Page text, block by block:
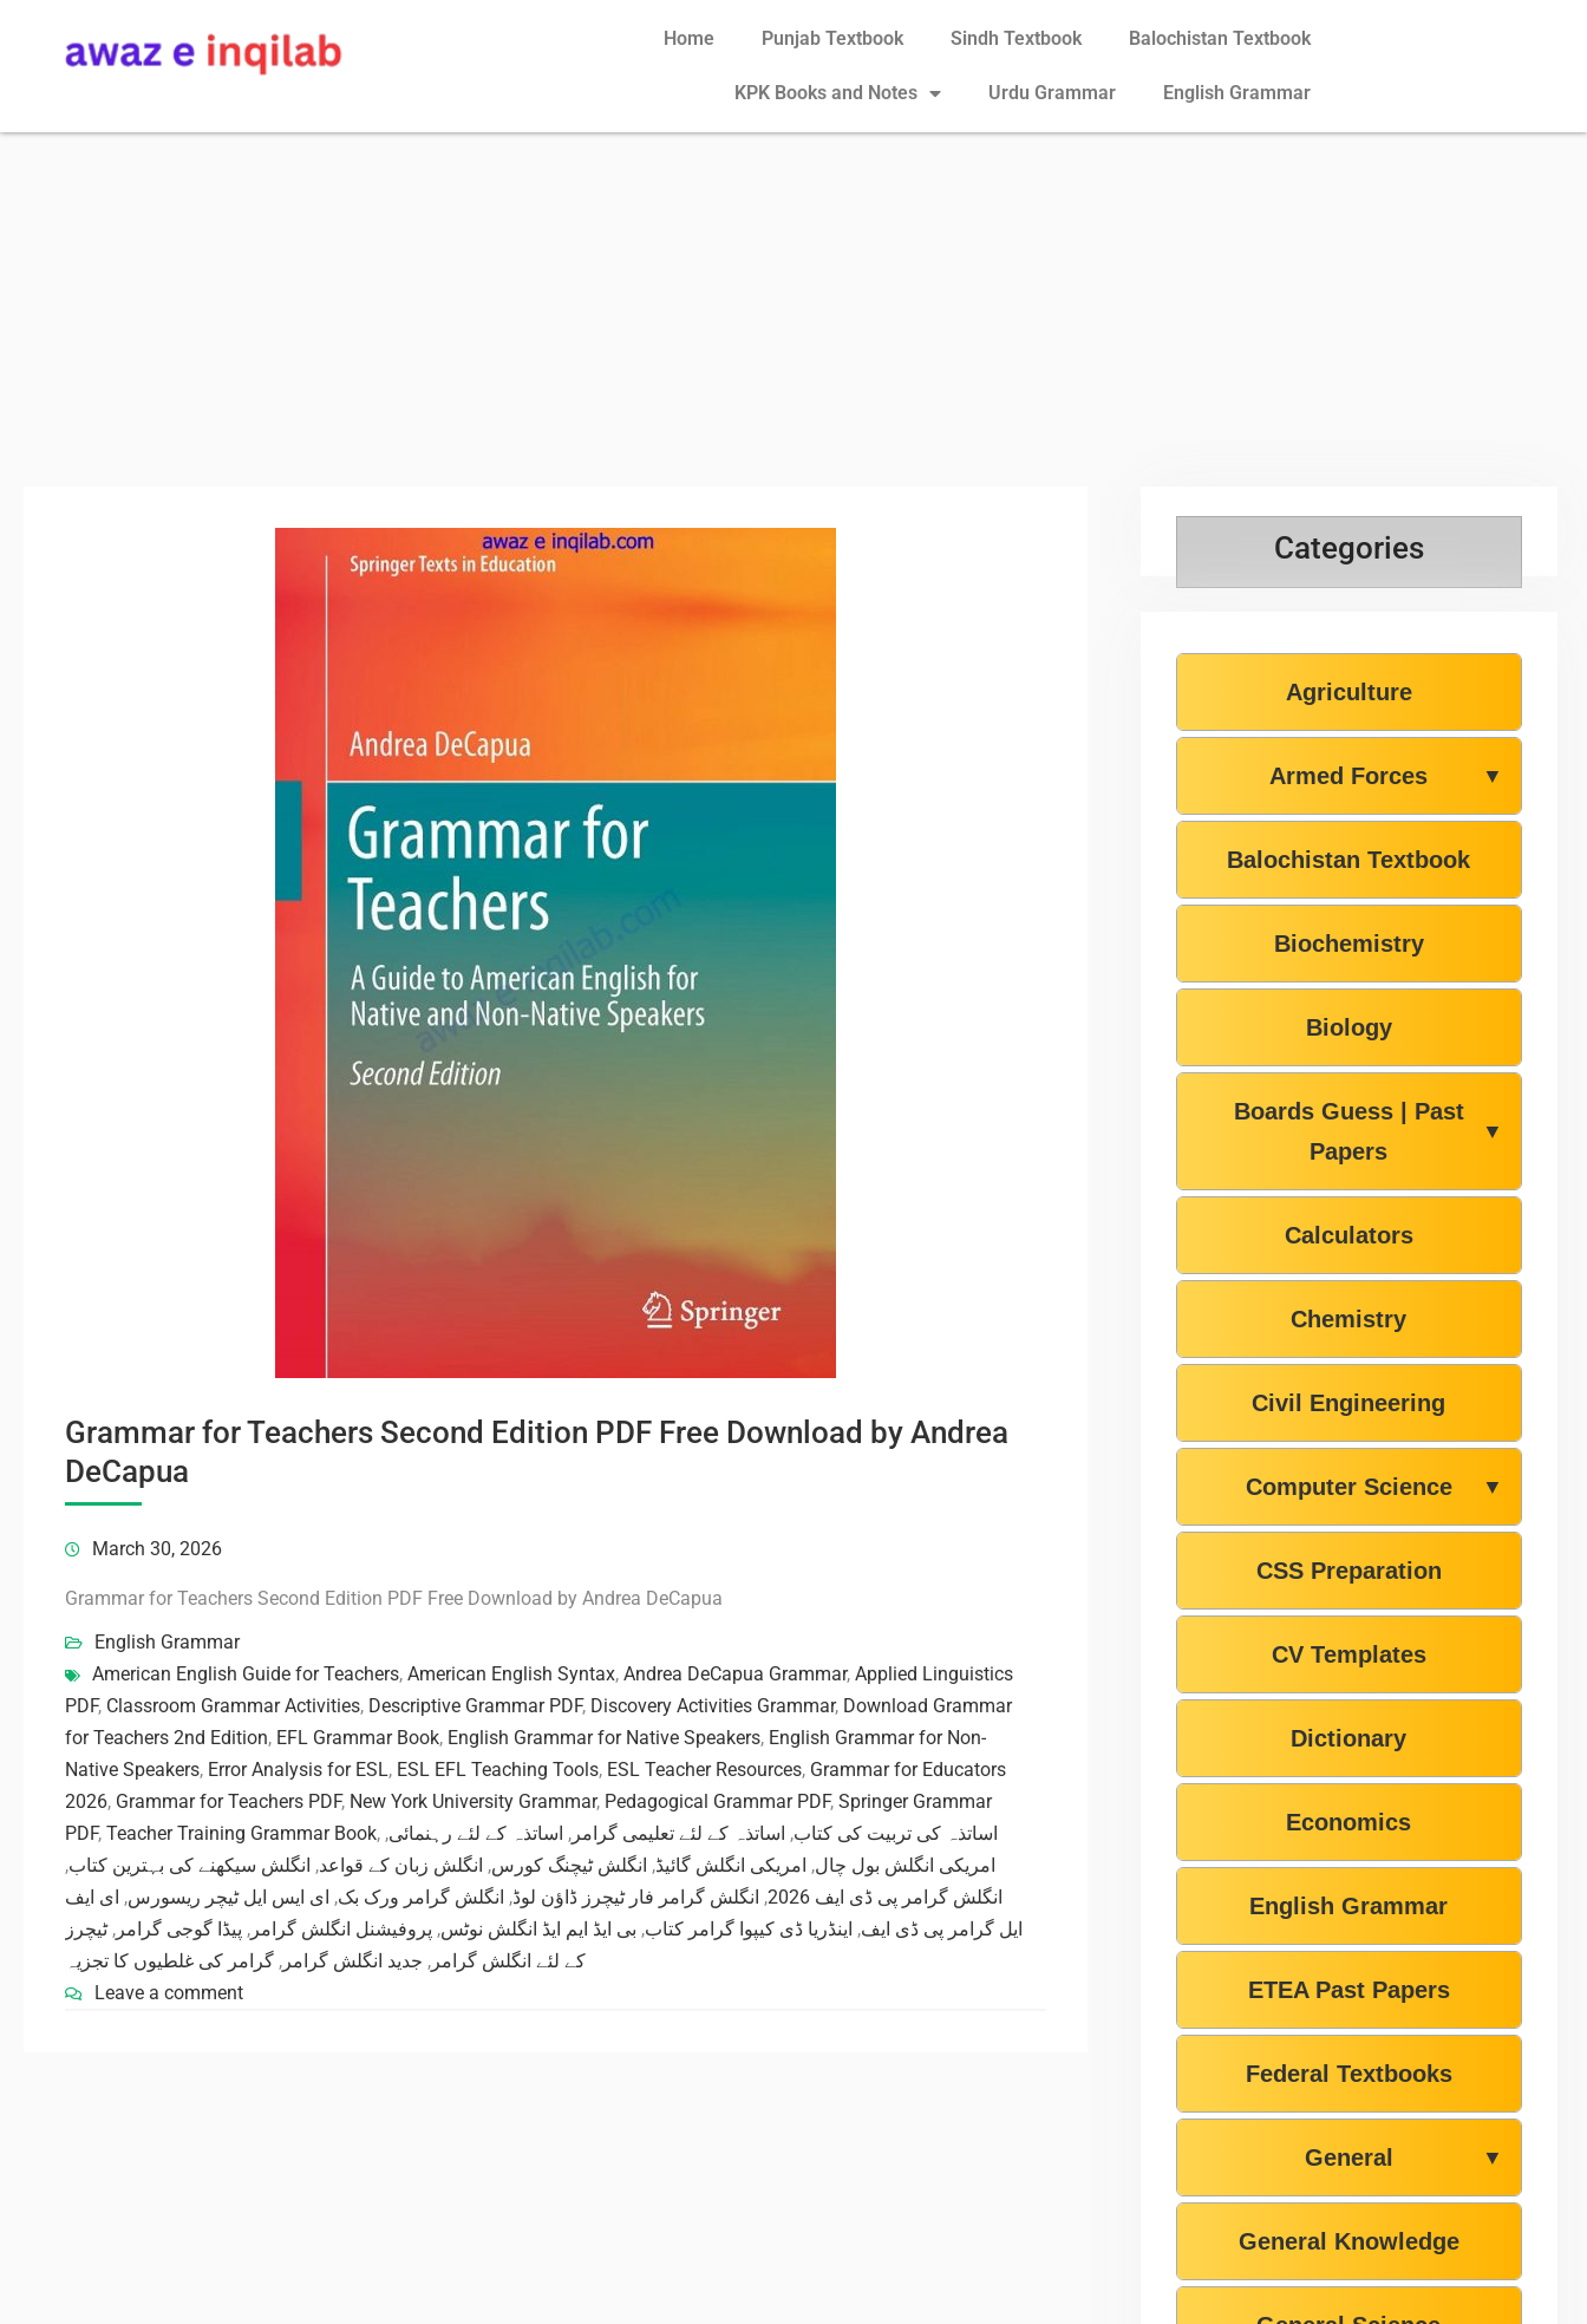
Home Punjab Textbook Sindh Textbook Balochistan Textbook
KPK Books and Notes Urdu Grammar English Grammar
Grammar for Teachers Second Edition PDF Free Download by Andrea
DeCapua
March 30, 2026
Grammar for Teachers Second Edition PDF Free Download by Andrea DeCapua
English Grammar
American English Guide for Teachers, American English Syntax, Andrea DeCapua Grammar, Applied Linguistics
PDF, Classroom Grammar Activities, Descriptive Grammar PDF, Discovery Activities Grammar, Download Grammar
for Teachers 2nd Edition, EFL Grammar Book, English Grammar for Native Speakers, English Grammar for Non-
Native Speakers, Error Analysis for ESL, ESL EFL Teaching Tools, ESL Teacher Resources, Grammar for Educators
2026, Grammar for Teachers PDF, New York University Grammar, Pedagogical Grammar PDF, Springer Grammar
PDF, Teacher Training Grammar Book, اساتذہ کی تربیت کی کتاب, اساتذہ کے لئے تعلیمی گرامر , اساتذہ کے لئے رہنمائی,
امریکی انگلش بول چال, امریکی انگلش گائیڈ, انگلش ٹیچنگ کورس, انگلش زبان کے قواعد, انگلش سیکھنے کی بہترین کتاب,
انگلش گرامر پی ڈی ایف 2026
, انگلش گرامر فار ٹیچرز ڈاؤن لوڈ, انگلش گرامر ورک بک, ای ایس ایل ٹیچر ریسورس, ای ایف
ایل گرامر پی ڈی ایف, اینڈریا ڈی کیپوا گرامر کتاب, بی ایڈ ایم ایڈ انگلش نوٹس, پروفیشنل انگلش گرامر , پیڈا گوجی گرامر ,ٹیچرز
کے لئے انگلش گرامر , جدید انگلش گرامر , گرامر کی غلطیوں کا تجزیہ
Leave a comment
Categories
Agriculture
Armed Forces ▼
Balochistan Textbook
Biochemistry
Biology
Boards Guess | Past
Papers
▼
Calculators
Chemistry
Civil Engineering
Computer Science ▼
CSS Preparation
CV Templates
Dictionary
Economics
English Grammar
ETEA Past Papers
Federal Textbooks
General ▼
General Knowledge